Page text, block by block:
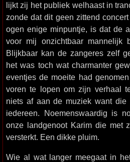
lijkt zij het publiek welhaast in
zonde dat dit geen zittend
ogen enige minpuntje, is dat de
voor mij onzichtbaar mannelijk
Blijkbaar kan de zangeres zelf
het was toch wat charmanter
eventjes de moeite had
voren te lopen om zijn verhaal
niets af aan de muziek want
iedereen. Noemenswaardig is
onze landgenoot Karim die met
versterkt. Een dikke pluim.
Wie al wat langer meegaat in